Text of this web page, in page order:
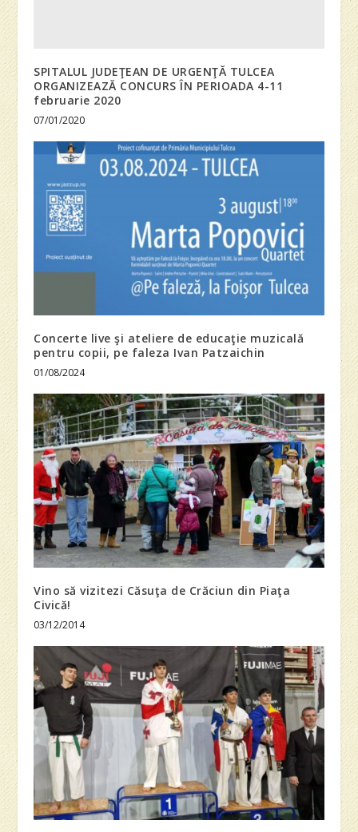
SPITALUL JUDEŢEAN DE URGENŢĂ TULCEA
ORGANIZEAZĂ CONCURS ÎN PERIOADA 4-11
februarie 2020
07/01/2020
Concerte live şi ateliere de educaţie muzicală
pentru copii, pe faleza Ivan Patzaichin
01/08/2024
Vino să vizitezi Căsuţa de Crăciun din Piaţa
Civică!
03/12/2014